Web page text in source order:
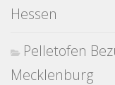
Hessen
Pelletofen
Mecklenburg